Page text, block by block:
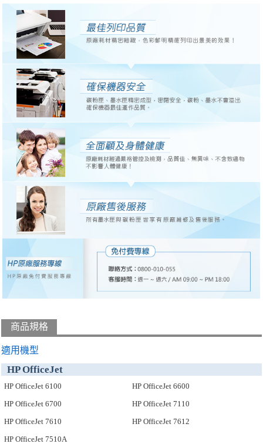
商品規格
適用機型
HP OfficeJet
HP OfficeJet 6100
HP OfficeJet 6600
HP OfficeJet 6700
HP OfficeJet 7110
HP OfficeJet 7610
HP OfficeJet 7612
HP OfficeJet 7510A